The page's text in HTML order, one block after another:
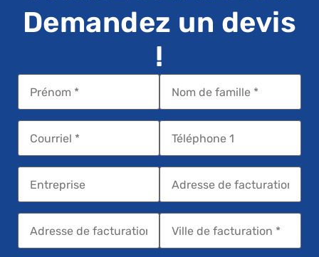
Demandez un devis
!